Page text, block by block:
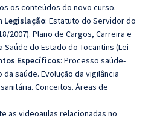
os conteúdos do novo curso.
Legislação: Estatuto do Servidor do
2007). Plano de Cargos, Carreira e
do Estado do Tocantins (Lei
Específicos: Processo saúde-
da saúde. Evolução da vigilância
Conceitos. Áreas de
as videoaulas relacionadas no